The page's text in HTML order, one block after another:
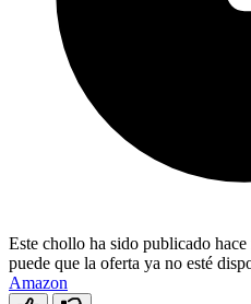
Este chollo ha sido publicado
puede que la oferta ya no esté
Amazon